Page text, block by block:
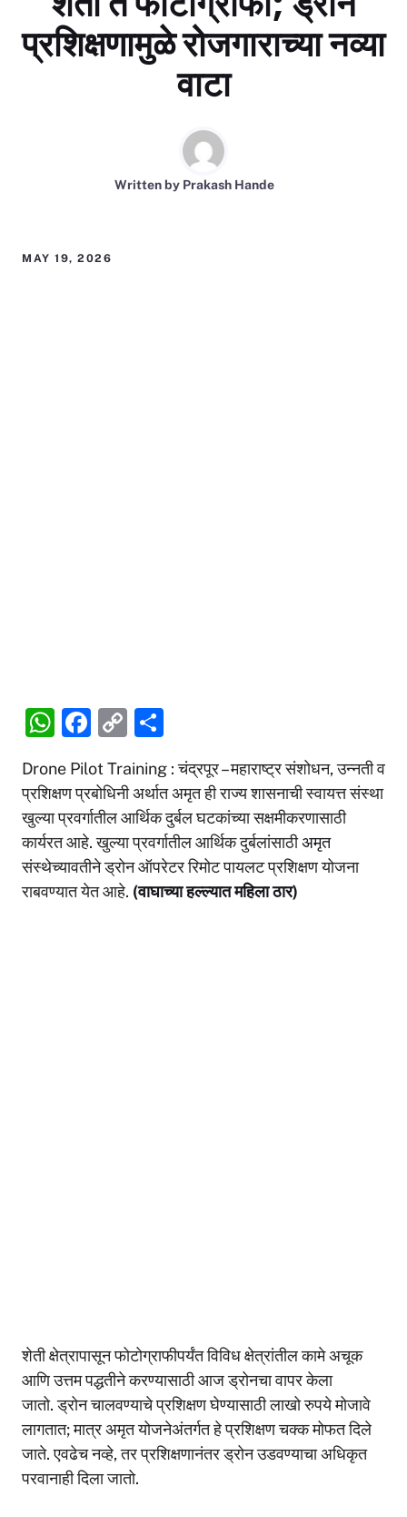
प्रशिक्षणामुळे रोजगाराच्या नव्या
वाटा
Written by Prakash Hande
MAY 19, 2026
W
at
s
A
p
p
F
c
e
b
o
o
C
p
y
Li
n
k
ar
e
Drone Pilot Training : चंद्रपूर – महाराष्ट्र संशोधन, उन्नती व
प्रशिक्षण प्रबोधिनी अर्थात अमृत ही राज्य शासनाची स्वायत्त संस्था
खुल्या प्रवर्गातील आर्थिक दुर्बल घटकांच्या सक्षमीकरणासाठी
कार्यरत आहे. खुल्या प्रवर्गातील आर्थिक दुर्बलांसाठीअमृत
संस्थेच्यावतीने ड्रोन ऑपरेटर रिमोट पायलट प्रशिक्षण योजना
राबवण्यात येत आहे. (वाघाच्या हल्ल्यात महिला ठार)
शेती क्षेत्रापासून फोटोग्राफीपर्यंत विविध क्षेत्रांतील कामे अचूक
आणि उत्तम पद्धतीने करण्यासाठी आज ड्रोनचा वापर केला
जातो. ड्रोन चालवण्याचे प्रशिक्षण घेण्यासाठी लाखो रुपये मोजावे
लागतात; मात्र अमृत योजनेअंतर्गत हे प्रशिक्षण चक्क मोफत दिले
जाते. एवढेच नव्हे, तर प्रशिक्षणानंतर ड्रोन उडवण्याचा अधिकृत
परवानाही दिला जातो.